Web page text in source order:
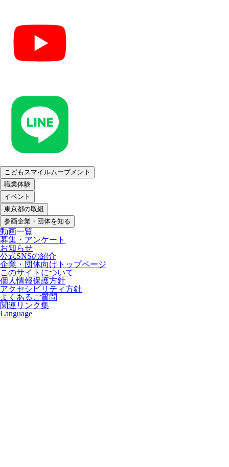
こどもスマイルムーブメント
職業体験
イベント
東京都の取組
参画企業・団体を知る
動画一覧
募集・アンケート
お知らせ
公式SNSの紹介
企業・団体向けトップページ
このサイトについて
個人情報保護方針
アクセシビリティ方針
よくあるご質問
関連リンク集
Language